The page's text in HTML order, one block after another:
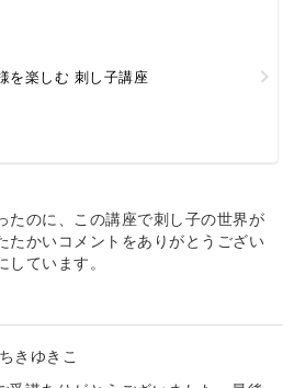
を楽しむ 刺し子講座
たのに、この講座で刺し子の世界が
たかいコメントをありがとうござい
ています。
きゆきこ